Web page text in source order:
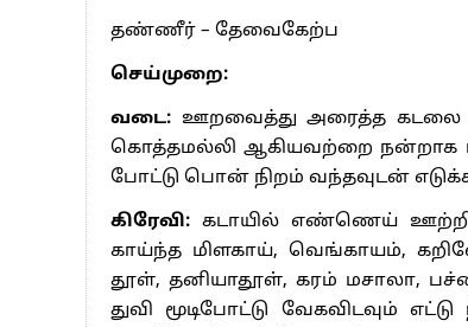
தண்ணீர் – தேவைகேற்ப
செய்முறை:
வடை: ஊறவைத்து அரைத்த கடலை
கொத்தமல்லி ஆகியவற்றை நன்றாக
போட்டு பொன் நிறம் வந்தவுடன்
கிரேவி: கடாயில் எண்ணெய் ஊற்றி
காய்ந்த மிளகாய், வெங்காயம்,
தூள், தனியாதூள், கரம் மசாலா,
துவி மூடிபோட்டு வேகவிடவும்